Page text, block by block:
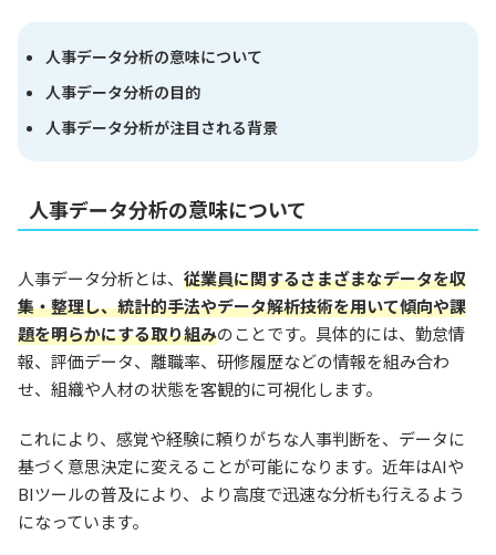
人事データ分析の意味について
人事データ分析の目的
人事データ分析が注目される背景
人事データ分析の意味について
人事データ分析とは、 従業員に関するさまざまなデータを収
集・整理し、統計的手法やデータ解析技術を用いて傾向や課
題を明らかにする取り組みのことです。具体的には、勤怠情
報、評価データ、離職率、研修履歴などの情報を組み合わ
せ、組織や人材の状態を客観的に可視化します。
これにより、感覚や経験に頼りがちな人事判断を、データに
基づく意思決定に変えることが可能になります。近年はAIや
BIツールの普及により、より高度で迅速な分析も行えるよう
になっています。